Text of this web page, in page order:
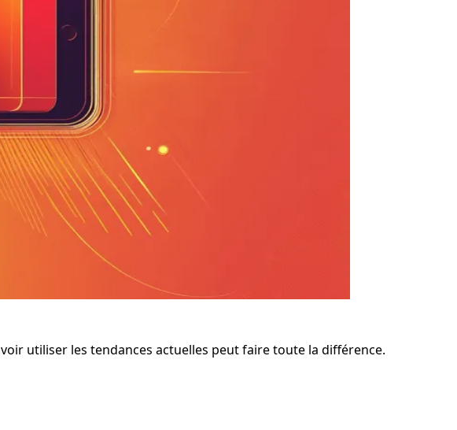
utiliser les tendances actuelles peut faire toute la différence.